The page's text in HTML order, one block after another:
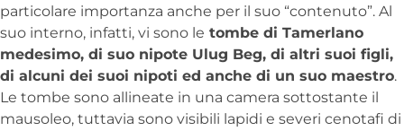
particolare importanza anche per il suo “contenuto”. Al
suo interno, infatti, vi sono le tombe di Tamerlano
medesimo, di suo nipote Ulug Beg, di altri suoi figli,
di alcuni dei suoi nipoti ed anche di un suo maestro.
Le tombe sono allineate in una camera sottostante il
mausoleo, tuttavia sono visibili lapidi e severi cenotafi di